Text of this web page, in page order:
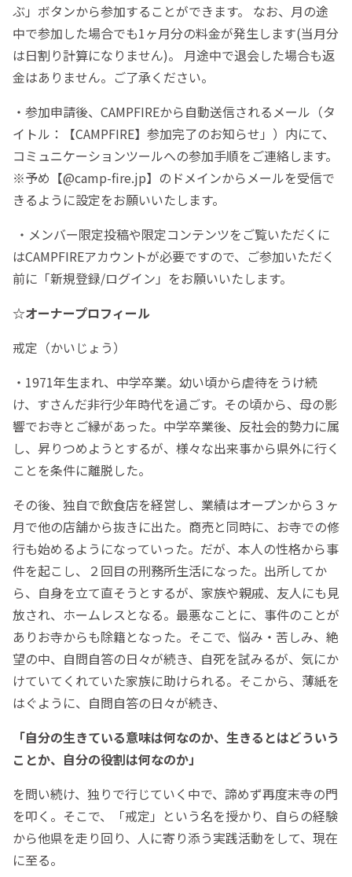
ぶ」ボタンから参加することができます。 なお、月の途
中で参加した場合でも1ヶ月分の料金が発生します(当月分
は日割り計算になりません)。 月途中で退会した場合も返
金はありません。ご了承ください。
・参加申請後、CAMPFIREから自動送信されるメール（タ
イトル：【CAMPFIRE】参加完了のお知らせ」）内にて、
コミュニケーションツールへの参加手順をご連絡します。
※予め【@camp-fire.jp】のドメインからメールを受信で
きるように設定をお願いいたします。
・メンバー限定投稿や限定コンテンツをご覧いただくに
はCAMPFIREアカウントが必要ですので、ご参加いただく
前に「新規登録/ログイン」をお願いいたします。
☆オーナープロフィール
戒定（かいじょう）
・1971年生まれ、中学卒業。幼い頃から虐待をうけ続
け、すさんだ非行少年時代を過ごす。その頃から、母の影
響でお寺とご縁があった。中学卒業後、反社会的勢力に属
し、昇りつめようとするが、様々な出来事から県外に行く
ことを条件に離脱した。
その後、独自で飲食店を経営し、業績はオープンから３ヶ
月で他の店舗から抜きに出た。商売と同時に、お寺での修
行も始めるようになっていった。だが、本人の性格から事
件を起こし、２回目の刑務所生活になった。出所してか
ら、自身を立て直そうとするが、家族や親戚、友人にも見
放され、ホームレスとなる。最悪なことに、事件のことが
ありお寺からも除籍となった。そこで、悩み・苦しみ、絶
望の中、自問自答の日々が続き、自死を試みるが、気にか
けていてくれていた家族に助けられる。そこから、薄紙を
はぐように、自問自答の日々が続き、
「自分の生きている意味は何なのか、生きるとはどういう
ことか、自分の役割は何なのか」
を問い続け、独りで行じていく中で、諦めず再度末寺の門
を叩く。そこで、「戒定」という名を授かり、自らの経験
から他県を走り回り、人に寄り添う実践活動をして、現在
に至る。